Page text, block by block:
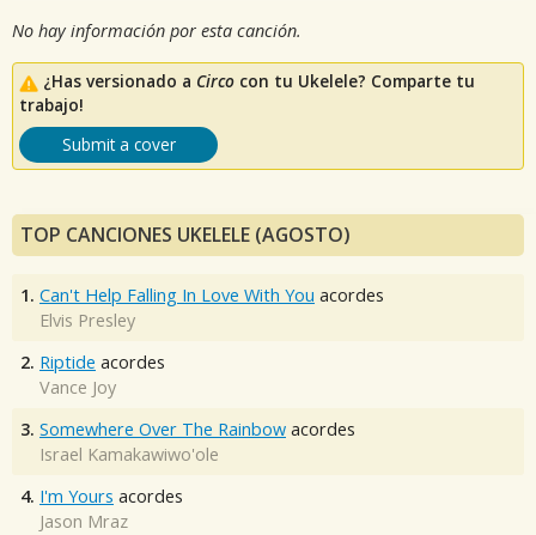
No hay información por esta canción.
¿Has versionado a Circo con tu Ukelele? Comparte tu
trabajo!
Submit a cover
TOP CANCIONES UKELELE (AGOSTO)
1. Can't Help Falling In Love With You acordes
Elvis Presley
2. Riptide acordes
Vance Joy
3. Somewhere Over The Rainbow acordes
Israel Kamakawiwo'ole
4. I'm Yours acordes
Jason Mraz